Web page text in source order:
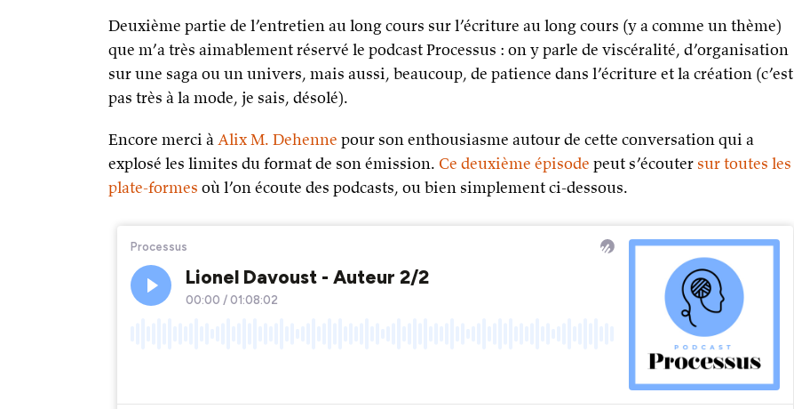
Deuxième partie de l’entretien au long cours sur l’écriture au long cours (y a comme un thème)
que m’a très aimablement réservé le podcast Processus : on y parle de viscéralité, d’organisation
sur une saga ou un univers, mais aussi, beaucoup, de patience dans l’écriture et la création (c’est
pas très à la mode, je sais, désolé).
Encore merci àAlix M. Dehenne pour son enthousiasme autour de cette conversation qui a
explosé les limites du format de son émission. Ce deuxième épisode peut s’écouter sur toutes les
plate-formes où l’on écoute des podcasts, ou bien simplement ci-dessous.